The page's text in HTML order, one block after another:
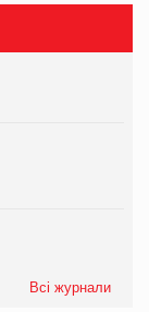
Всі журнали